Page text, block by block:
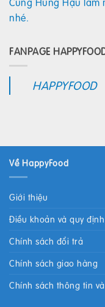
nhé.
FANPAGE
HAPPYFOOD
Về HappyFood
Giới thiệu
Điều khoản và quy
Chính sách đổi trả
Chính sách giao hàng
Chính sách thông tin